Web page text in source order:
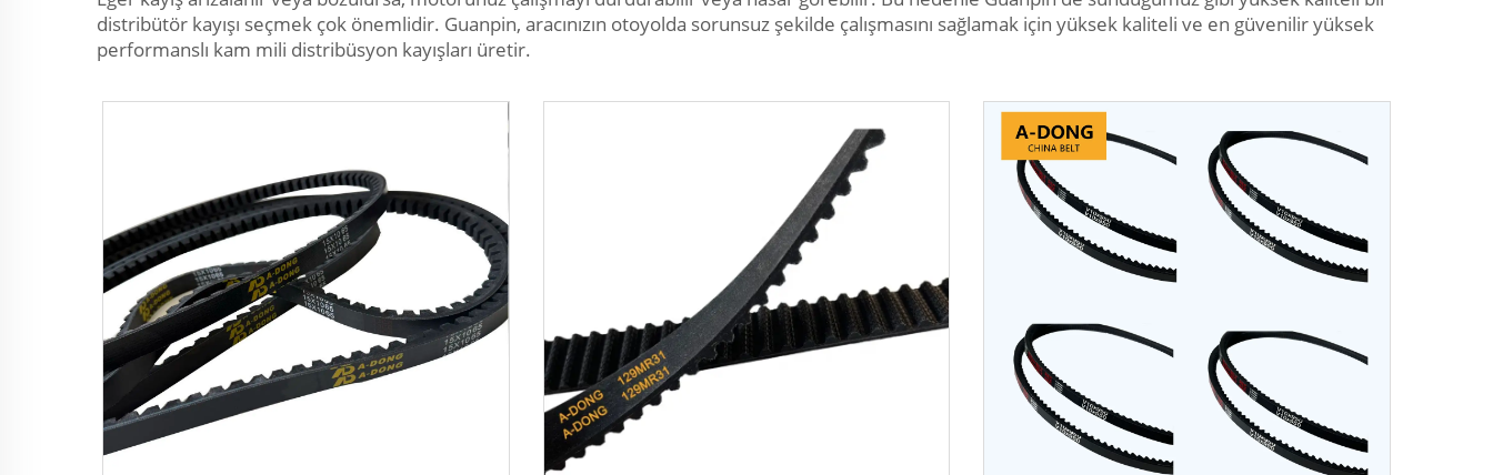
distribütör kayışı seçmek çok önemlidir. Guanpin, aracınızın otoyolda sorunsuz şekilde çalışmasını sağlamak için yüksek kaliteli ve en güvenilir yüksek
performanslı kam mili distribüsyon kayışları üretir.